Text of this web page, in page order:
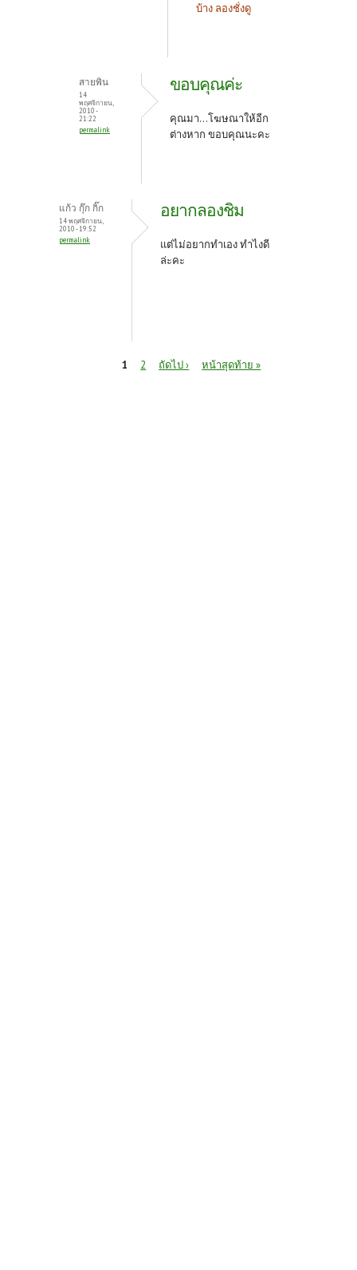
บ้าง ลองชั่งดู
สายพิน
14
พฤศจิกายน,
2010 -
21:22
permalink
ขอบคุณค่ะ
คุณมา...โฆษณาให้อีก
ต่างหาก ขอบคุณนะคะ
แก้ว กุ๊ก กิ๊ก
14 พฤศจิกายน,
2010 - 19:52
permalink
อยากลองชิม
แต่ไม่อยากทำเอง ทำไงดี
ล่ะคะ
1 2 ถัดไป › หน้าสุดท้าย »